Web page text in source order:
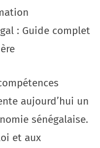
: Guide complet
aujourd’hui un
sénégalaise.
et aux